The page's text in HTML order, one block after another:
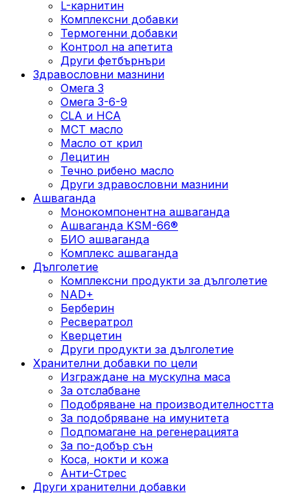
L-карнитин
Комплексни добавки
Термогенни добавки
Kонтрол на апетита
Други фетбърнъри
Здравословни мазнини
Омега 3
Омега 3-6-9
CLA и HCA
МСТ масло
Масло от крил
Лецитин
Течно рибено масло
Други здравословни мазнини
Ашваганда
Монокомпонентна ашваганда
Ашваганда KSM-66®
БИО ашваганда
Комплекс ашваганда
Дълголетие
Комплексни продукти за дълголетие
NAD+
Берберин
Ресвератрол
Кверцетин
Други продукти за дълголетие
Хранителни добавки по цели
Изграждане на мускулна маса
За отслабване
Подобряване на производителността
За подобряване на имунитета
Подпомагане на регенерацията
За по-добър сън
Коса, нокти и кожа
Анти-Стрес
Други хранителни добавки